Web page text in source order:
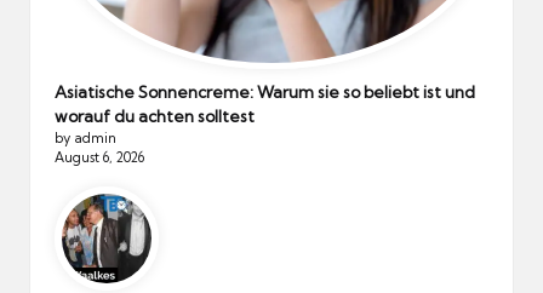
Asiatische Sonnencreme: Warum sie so beliebt ist und
worauf du achten solltest
by admin
August 6, 2026